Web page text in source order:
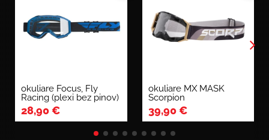
okuliare Focus, Fly
Racing (plexi bez pinov)
28,90€
okuliare MX MASK
Scorpion
39,90€